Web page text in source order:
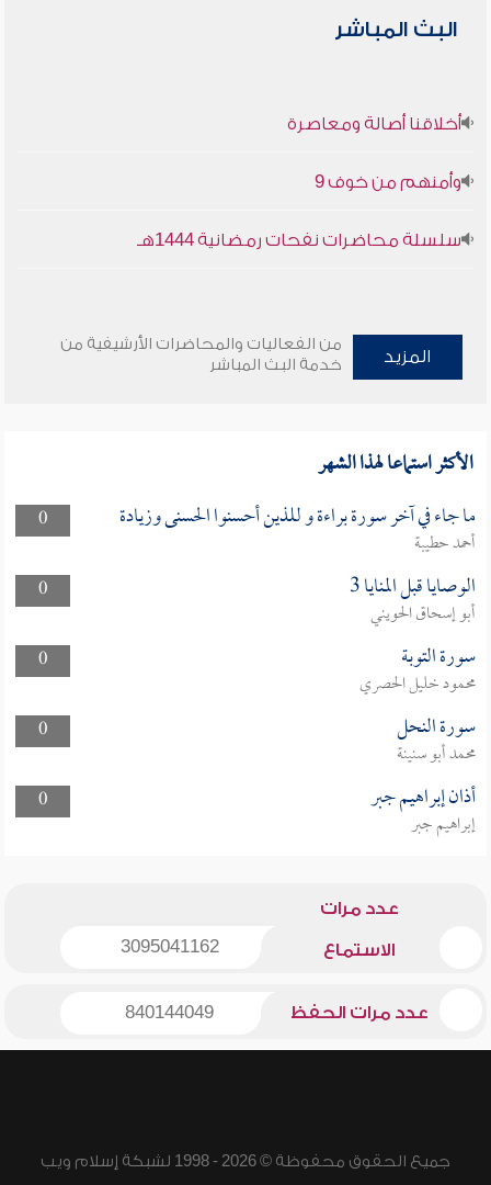
البث المباشر
أخلاقنا أصالة ومعاصرة
وأمنهم من خوف 9
سلسلة محاضرات نفحات رمضانية 1444هـ
المزيد
من الفعاليات والمحاضرات الأرشيفية من
خدمة البث المباشر
الأكثر استماعا لهذا الشهر
0 ما جاء في آخر سورة براءة و للذين أحسنوا الحسنى وزيادة
أحمد حطيبة
0
الوصايا قبل المنايا 3
أبو إسحاق الحويني
0
سورة التوبة
محمود خليل الحصري
0
سورة النحل
محمد أبو سنينة
0
أذان إبراهيم جبر
إبراهيم جبر
عدد مرات
الاستماع 3095041162
عدد مرات الحفظ 840144049
جميع الحقوق محفوظة © 2026 - 1998 لشبكة إسلام ويب